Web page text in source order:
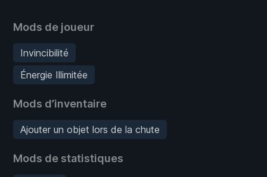
Mods de joueur
Invincibilité
Énergie Illimitée
Mods d’inventaire
Ajouter un objet lors de la chute
Mods de statistiques